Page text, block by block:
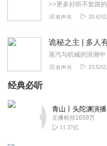
胡耘菲
很好的小说，喷了动不动
听友83635965
作者旁白废话啰哩巴嗦太
实在听不下去。
有声书 20.62亿
有声书 23.52亿
经典必听
主播粉丝1659万
11.37亿